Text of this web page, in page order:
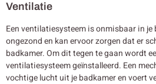
Ventilatie
Een ventilatiesysteem is onmisbaar in
ongezond en kan ervoor zorgen dat er
badkamer. Om dit tegen te gaan wordt
ventilatiesysteem geïnstalleerd. Een
vochtige lucht uit je badkamer en voert